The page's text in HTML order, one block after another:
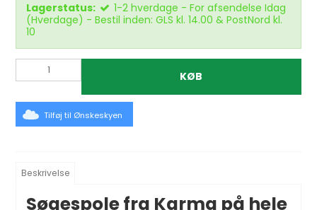
Lagerstatus:
1-2 hverdage - For afsendelse Idag
(Hverdage) - Bestil inden: GLS kl. 14.00 & PostNord kl.
10
KØB
Tilføj til Ønskeskyen
Beskrivelse
Søgespole fra Karma på hele